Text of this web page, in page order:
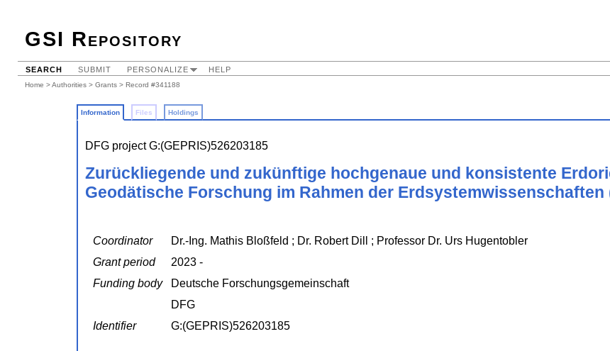
GSI Repository
SEARCH SUBMIT PERSONALIZE HELP
Home >Authorities > Grants > Record #341188
Information Files Holdings
DFG project G:(GEPRIS)526203185
Zurückliegende und zukünftige hochgenaue und konsistente
Geodätische Forschung im Rahmen der Erdsystemwissenschaften
Coordinator
Dr.-Ing. Mathis Bloßfeld ; Dr. Robert Dill ; Professor Dr. Urs Hugentobler
Grant period
2023 -
Funding body
Deutsche Forschungsgemeinschaft
DFG
Identifier
G:(GEPRIS)526203185